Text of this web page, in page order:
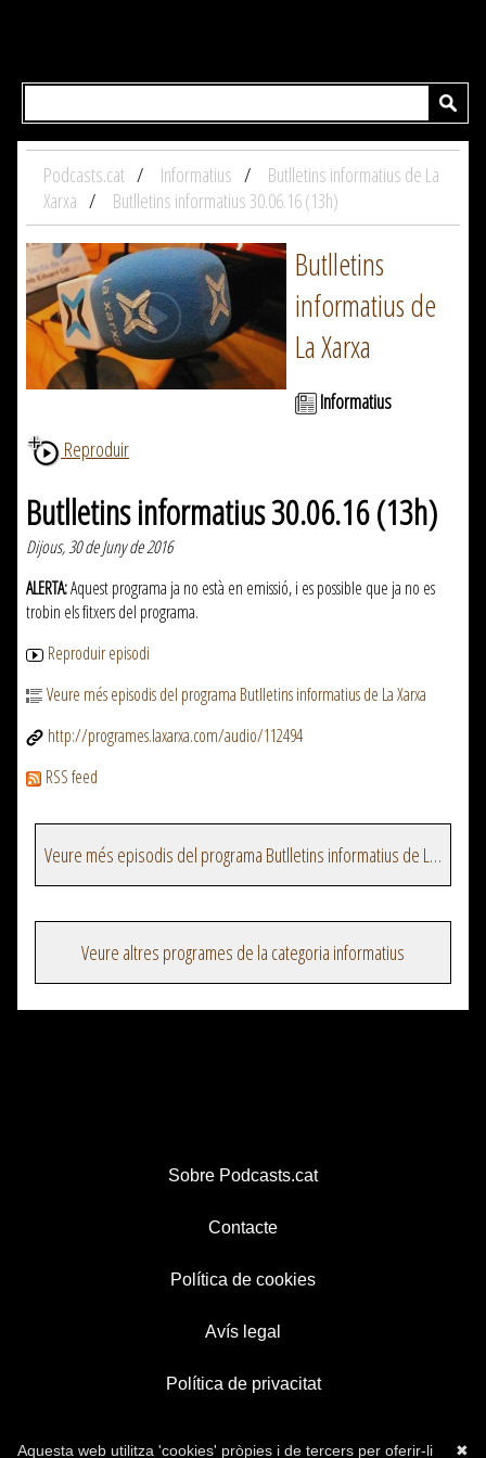
Podcasts.cat Informatius
Butlletins informatius de La
Xarxa
Butlletins informatius 30.06.16 (13h)
Butlletins
informatius de
La Xarxa
Informatius
Reproduir
Butlletins informatius 30.06.16 (13h)
Dijous, 30 de Juny de 2016
ALERTA:Aquest programa ja no està en emissió, i es possible que ja no es
trobin els fitxers del programa.
Reproduir episodi
Veure més episodis del programa Butlletins informatius de La Xarxa
http://programes.laxarxa.com/audio/112494
RSS feed
Veure més episodis del programa Butlletins informatius de La Xarxa
Veure altres programes de la categoria informatius
Sobre Podcasts.cat
Contacte
Política de cookies
Avís legal
Política de privacitat
✖
Aquesta web utilitza 'cookies' pròpies i de tercers per oferir-li